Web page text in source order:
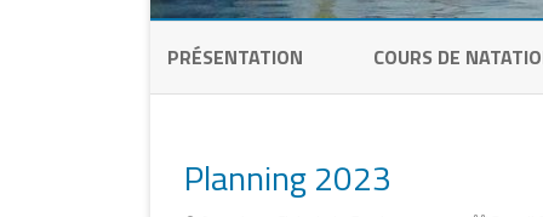
PRÉSENTATION COURS DE
CLUB ENFANTS &
Planning 2023